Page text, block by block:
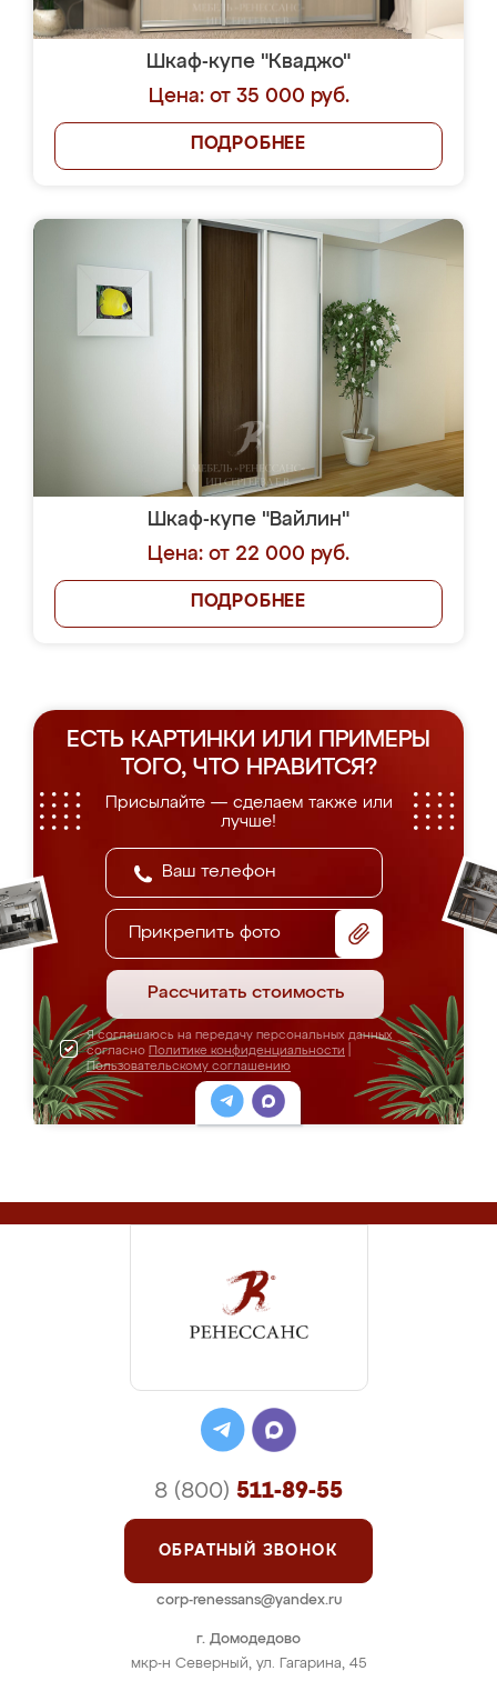
Шкаф-купе "Кваджо"
Цена: от 35 000 руб.
ПОДРОБНЕЕ
Шкаф-купе "Вайлин"
Цена: от 22 000 руб.
ПОДРОБНЕЕ
ЕСТЬ КАРТИНКИ ИЛИ ПРИМЕРЫ
ТОГО, ЧТО НРАВИТСЯ?
Присылайте — сделаем также или
лучше!
Прикрепить фото
Рассчитать стоимость
Я соглашаюсь на передачу персональных данных
согласно Политике конфиденциальности
Пользовательскому соглашению
г. Домодедово
мкр-н Северный, ул. Гагарина, 45
8 (800) 511-89-55
ОБРАТНЫЙ ЗВОНОК
corp-renessans@yandex.ru